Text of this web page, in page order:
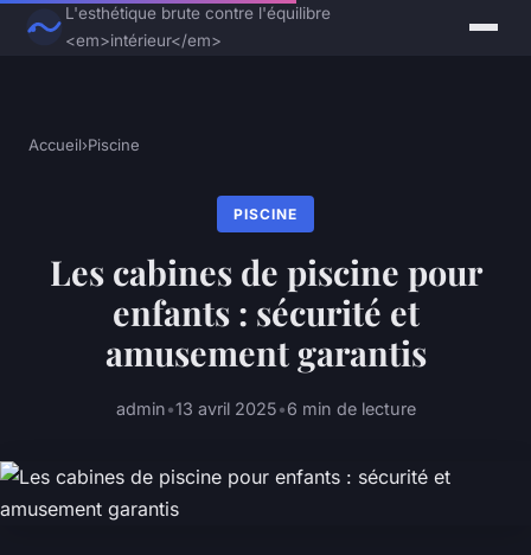
L'esthétique brute contre l'équilibre
<em>intérieur</em>
Accueil›Piscine
PISCINE
Les cabines de piscine pour
enfants : sécurité et
amusement garantis
admin•13 avril 2025•6 min de lecture